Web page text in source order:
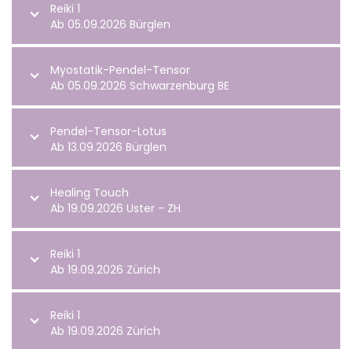
Reiki 1
Ab 05.09.2026 Bürglen
Myostatik-Pendel-Tensor
Ab 05.09.2026 Schwarzenburg BE
Pendel-Tensor-Lotus
Ab 13.09.2026 Bürglen
Healing Touch
Ab 19.09.2026 Uster - ZH
Reiki 1
Ab 19.09.2026 Zürich
Reiki 1
Ab 19.09.2026 Zürich